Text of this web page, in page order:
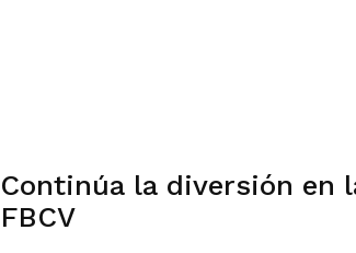
Continúa la diversión en
FBCV